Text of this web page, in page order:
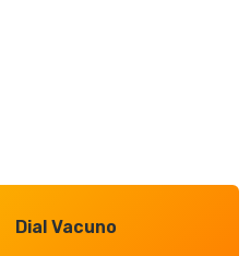
Dial Vacuno